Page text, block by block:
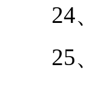
24、
25、